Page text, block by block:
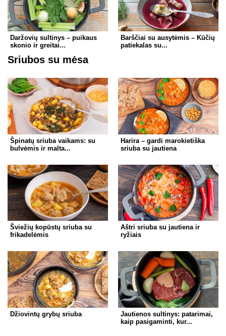
Daržovių sultinys – puikaus
skonio ir greitai...
Barščiai su ausytėmis – Kūčių
patiekalas su...
Sriubos su mėsa
Špinatų sriuba vaikams: su
bulvėmis ir malta...
Harira – gardi marokietiška
sriuba su jautiena
Šviežių kopūstų sriuba su
frikadelėmis
Aštri sriuba su jautiena ir
ryžiais
Džiovintų grybų sriuba
Jautienos sultinys: patarimai,
kaip pasigaminti, kur...